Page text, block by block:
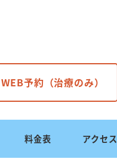
WEB予約（治療のみ）
料金表 アクセス